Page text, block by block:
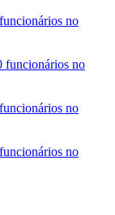
no
funcionários no
no
no